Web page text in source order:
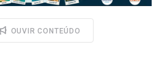
OUVIR CONTEÚDO